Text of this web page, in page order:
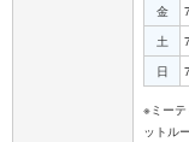
金
土
日
※ミー
ットル